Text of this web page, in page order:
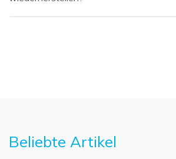
Beliebte Artikel